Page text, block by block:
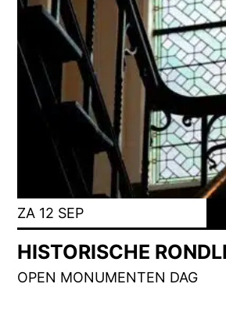
ZA 12 SEP
HISTORISCHE
OPEN MONUMENTEN DAG